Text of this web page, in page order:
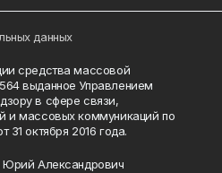
данных
средства массовой
выданное Управлением
в сфере связи,
и массовых коммуникаций по
31 октября 2016 года.
Юрий Александрович